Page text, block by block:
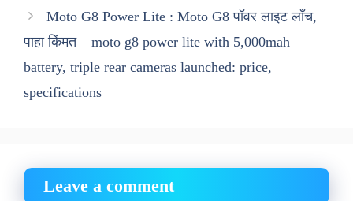
Moto G8 Power Lite : Moto G8 पॉवर लाइट लाँच,
पाहा किंमत – moto g8 power lite with 5,000mah
battery, triple rear cameras launched: price,
specifications
Leave a comment